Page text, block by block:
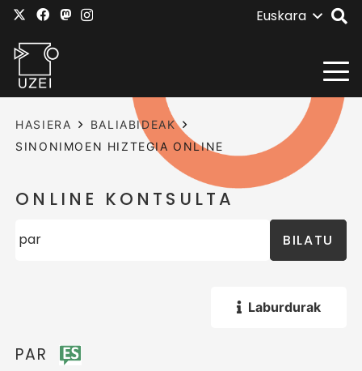
Euskara
HASIERA
BALIABIDEAK
SINONIMOEN HIZTEGIA ONLINE
ONLINE KONTSULTA
BILATU
Laburdurak
PAR